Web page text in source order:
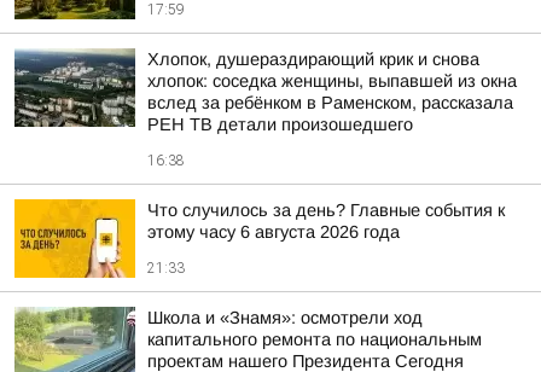
17:59
Хлопок, душераздирающий крик и снова
хлопок: соседка женщины, выпавшей из окна
вслед за ребёнком в Раменском, рассказала
РЕН ТВ детали произошедшего
16:38
Что случилось за день? Главные события к
этому часу 6 августа 2026 года
21:33
Школа и «Знамя»: осмотрели ход
капитального ремонта по национальным
проектам нашего Президента Сегодня